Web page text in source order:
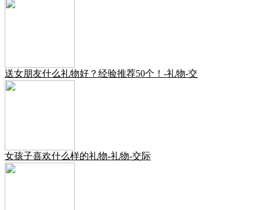
送女朋友什么礼物好？经验推荐50个！-礼物-交
女孩子喜欢什么样的礼物-礼物-交际